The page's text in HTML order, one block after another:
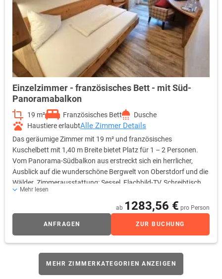
Einzelzimmer - französisches Bett - mit Süd-
Panoramabalkon
19 m² Französisches Bett
Dusche
Haustiere erlaubtAlle Zimmer Details
Das geräumige Zimmer mit 19 m² und französisches
Kuschelbett mit 1,40 m Breite bietet Platz für 1 – 2 Personen.
Vom Panorama-Südbalkon aus erstreckt sich ein herrlicher,
Ausblick auf die wunderschöne Bergwelt von Oberstdorf und die
Wälder. Zimmerausstattung: Sessel, Flachbild-TV, Schreibtisch
mit Minibar, Safe, freies Wifi, Durchwahltelefon, Kofferablage,
Bad mit Dusche, WC, Fön, Kosmetikspiegel
Mehr lesen
ab 1283,56 € pro Person
ANFRAGEN ZUR BUCHUNG
MEHR ZIMMERKATEGORIEN ANZEIGEN